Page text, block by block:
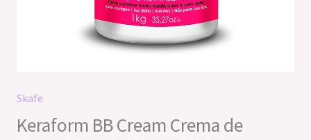
Skafe
Keraform BB Cream Crema de